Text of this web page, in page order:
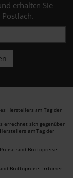
erhalten Sie
Herstellers am Tag der
errechnet sich gegenüber
am Tag der
sind Bruttopreise.
Bruttopreise. Irrtümer